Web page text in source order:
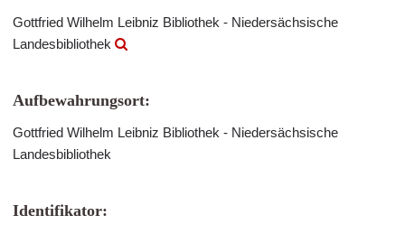
Gottfried Wilhelm Leibniz Bibliothek - Niedersächsische
Landesbibliothek
Aufbewahrungsort:
Gottfried Wilhelm Leibniz Bibliothek - Niedersächsische
Landesbibliothek
Identifikator: